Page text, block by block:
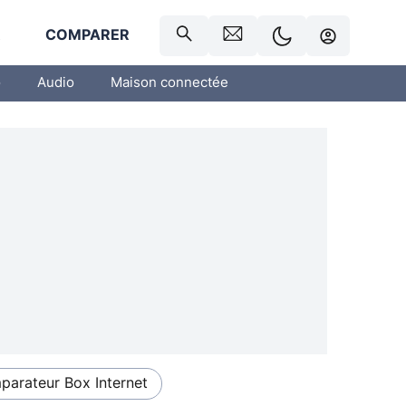
COMPARER
Audio Maison connectée
Box Internet